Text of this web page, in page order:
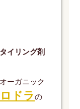
イリング剤
ーガニック
ドラの